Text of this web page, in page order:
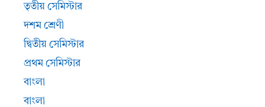
তৃতীয় সেমিস্টার
দশম শ্রেণী
দ্বিতীয় সেমিস্টার
প্রথম সেমিস্টার
বাংলা
বাংলা